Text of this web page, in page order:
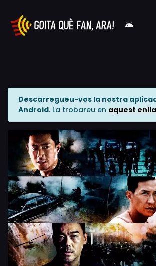
Descarregueu-vos la nostra
Android. La trobareu en aquest